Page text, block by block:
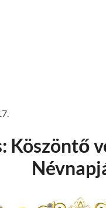
Köszöntő